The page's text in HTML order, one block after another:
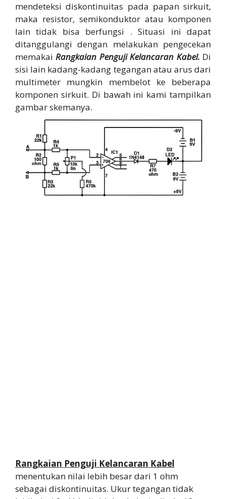
mendeteksi diskontinuitas pada papan sirkuit,
maka resistor, semikonduktor atau komponen
lain tidak bisa berfungsi . Situasi ini dapat
ditanggulangi dengan melakukan pengecekan
memakaiRangkaian Penguji Kelancaran Kabel. Di
sisi lain kadang-kadang tegangan atau arus dari
multimeter mungkin membelot ke beberapa
komponen sirkuit. Di bawah ini kami tampilkan
gambar skemanya.
Rangkaian Penguji Kelancaran Kabel
menentukan nilai lebih besar dari 1 ohm
sebagai diskontinuitas. Ukur tegangan tidak